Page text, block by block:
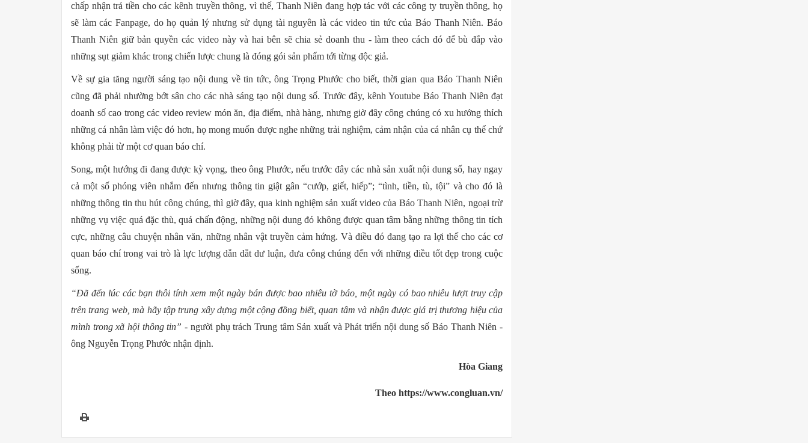
chấp nhận trả tiền cho các kênh truyền thông, vì thế, Thanh Niên đang hợp tác với các công ty truyền thông, họ
sẽ làm các Fanpage, do họ quản lý nhưng sử dụng tài nguyên là các video tin tức của Báo Thanh Niên. Báo
Thanh Niên giữ bản quyền các video này và hai bên sẽ chia sẻ doanh thu - làm theo cách đó để bù đắp vào
những sụt giảm khác trong chiến lược chung là đóng gói sản phẩm tới từng độc giả.
Về sự gia tăng người sáng tạo nội dung về tin tức, ông Trọng Phước cho biết, thời gian qua Báo Thanh Niên
cũng đã phải nhường bớt sân cho các nhà sáng tạo nội dung số. Trước đây, kênh Youtube Báo Thanh Niên đạt
doanh số cao trong các video review món ăn, địa điểm, nhà hàng, nhưng giờ đây công chúng có xu hướng thích
những cá nhân làm việc đó hơn, họ mong muốn được nghe những trải nghiệm, cảm nhận của cá nhân cụ thể chứ
không phải từ một cơ quan báo chí.
Song, một hướng đi đang được kỳ vọng, theo ông Phước, nếu trước đây các nhà sản xuất nội dung số, hay ngay
cả một số phóng viên nhắm đến nhưng thông tin giật gân “cướp, giết, hiếp”; “tình, tiền, tù, tội” và cho đó là
những thông tin thu hút công chúng, thì giờ đây, qua kinh nghiệm sản xuất video của Báo Thanh Niên, ngoại trừ
những vụ việc quá đặc thù, quá chấn động, những nội dung đó không được quan tâm bằng những thông tin tích
cực, những câu chuyện nhân văn, những nhân vật truyền cảm hứng. Và điều đó đang tạo ra lợi thế cho các cơ
quan báo chí trong vai trò là lực lượng dẫn dắt dư luận, đưa công chúng đến với những điều tốt đẹp trong cuộc
sống.
“Đã đến lúc các bạn thôi tính xem một ngày bán được bao nhiêu tờ báo, một ngày có bao nhiêu lượt truy cập
trên trang web, mà hãy tập trung xây dựng một cộng đồng biết, quan tâm và nhận được giá trị thương hiệu của
mình trong xã hội thông tin” - người phụ trách Trung tâm Sản xuất và Phát triển nội dung số Báo Thanh Niên -
ông Nguyễn Trọng Phước nhận định.
Hòa Giang
Theo https://www.congluan.vn/